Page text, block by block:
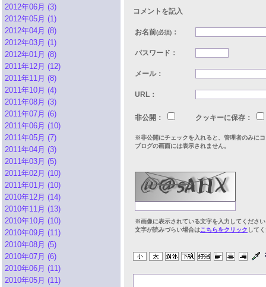
2012年06月 (3)
2012年05月 (1)
2012年04月 (8)
2012年03月 (1)
2012年01月 (8)
2011年12月 (12)
2011年11月 (8)
2011年10月 (4)
2011年08月 (3)
2011年07月 (6)
2011年06月 (10)
2011年05月 (7)
2011年04月 (3)
2011年03月 (5)
2011年02月 (10)
2011年01月 (10)
2010年12月 (14)
2010年11月 (13)
2010年10月 (10)
2010年09月 (11)
2010年08月 (5)
2010年07月 (6)
2010年06月 (11)
2010年05月 (11)
コメントを記入
お名前(必須) ：
パスワード：
メール：
URL：
非公開： クッキーに保存：
※非公開にチェックを入れると、管理者のみに
ブログの画面には表示されません。
※画像に表示されている文字を入力してくださ
文字が読みづらい場合はこちらをクリック して